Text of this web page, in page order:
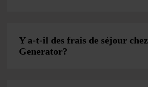
Y a-t-il des frais de séjour chez
Generator?